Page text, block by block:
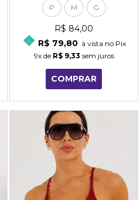
P M G
R$ 84,00
R$ 79,80 à vista no Pix
9xde R$ 9,33 sem juros
COMPRAR